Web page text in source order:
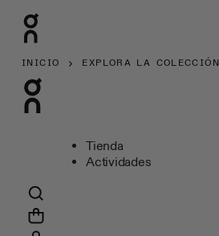
INICIO EXPLORA LA COLECCIÓN
Tienda
Actividades